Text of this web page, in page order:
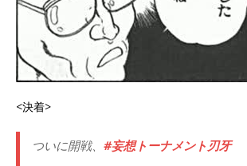
<決着>
ついに開戦、 #妄想トーナメント刃牙